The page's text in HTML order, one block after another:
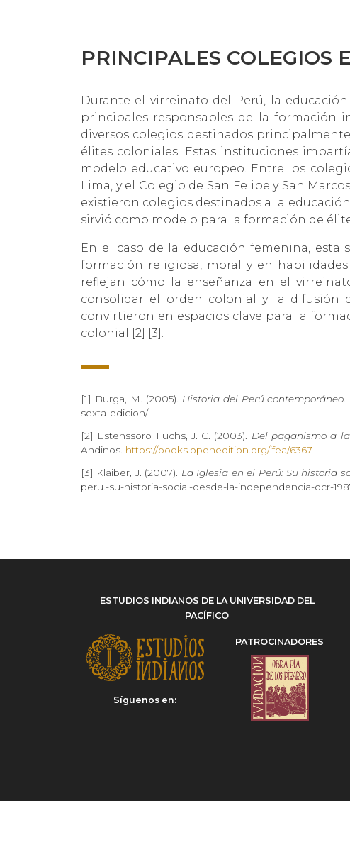
PRINCIPALES COLEGIOS
Durante el virreinato del Perú, la
principales responsables de la formación
diversos colegios destinados
élites coloniales. Estas instituciones
modelo educativo europeo. Entre los
Lima, y el Colegio de San Felipe y San
existieron colegios destinados a la
sirvió como modelo para la formación de
En el caso de la educación femenina,
formación religiosa, moral y en
reflejan cómo la enseñanza en el
consolidar el orden colonial y la difusión
convirtieron en espacios clave para la
colonial [2] [3].
[1] Burga, M. (2005). Historia del Perú contemporáneo
sexta-edicion/
[2] Estenssoro Fuchs, J. C. (2003). Del paganismo a
Andinos. https://books.openedition.org/ifea/6367
[3] Klaiber, J. (2007). La Iglesia en el Perú: Su historia
peru.-su-historia-social-desde-la-independencia-ocr-
ESTUDIOS INDIANOS DE LA UNIVERSIDAD DEL
PACÍFICO
Síguenos en:
PATROCINADORES